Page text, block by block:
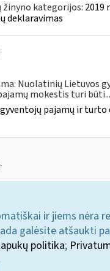
žinyno kategorijos: 2019
deklaravimas
Nuolatinių Lietuvos
mokestis turi būti...
gyventojų pajamų ir
ir jiems nėra
galėsite atšaukti
politika;